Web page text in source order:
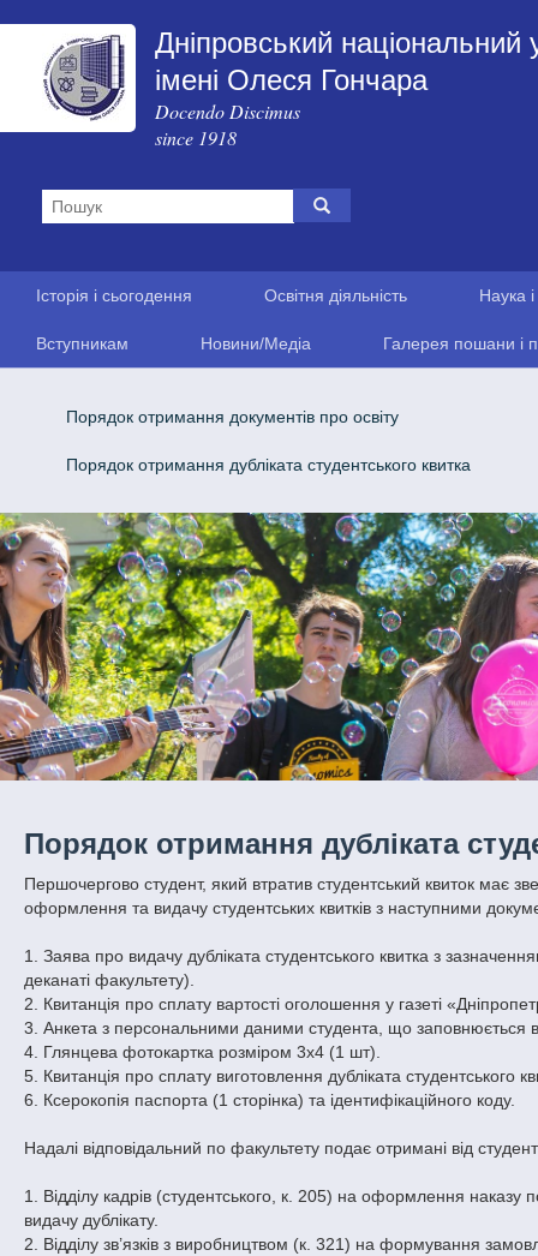
Дніпровський національний
імені Олеся Гончара
Docendo Discimus
since 1918
Історія і сьогодення Освітня діяльність Наука
Вступникам Новини/Медіа Галерея пошани і
Порядок отримання документів про освіту
Порядок отримання дубліката студентського квитка
Порядок отримання дубліката
Першочергово студент, який втратив студентський квиток має
оформлення та видачу студентських квитків з наступними
1. Заява про видачу дубліката студентського квитка з
деканаті факультету).
2. Квитанція про сплату вартості оголошення у газеті
3. Анкета з персональними даними студента, що заповнюється
4. Глянцева фотокартка розміром 3х4 (1 шт).
5. Квитанція про сплату виготовлення дубліката студентського
6. Ксерокопія паспорта (1 сторінка) та ідентифікаційного коду.
Надалі відповідальний по факультету подає отримані від
1. Відділу кадрів (студентського, к. 205) на оформлення наказу
видачу дублікату.
2. Відділу зв’язків з виробництвом (к. 321) на формування